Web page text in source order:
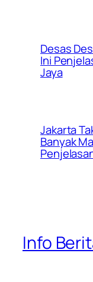
Desas
Ini
Jaya
Jakarta
Banyak
Info